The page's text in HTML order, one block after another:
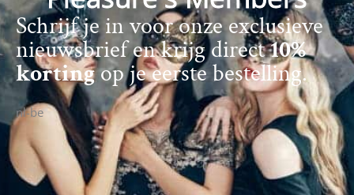
Schrijf je in voor onze exclusieve
nieuwsbrief en krijg direct10%
kortingop je eerste bestelling.
nl-be